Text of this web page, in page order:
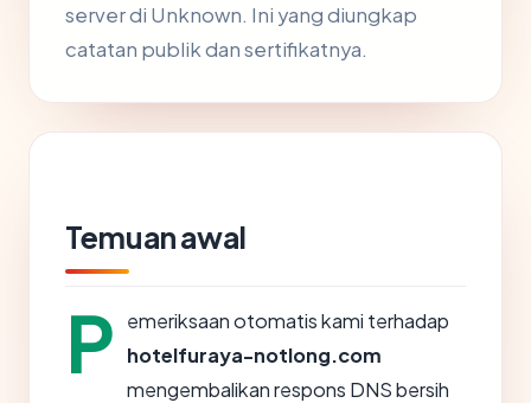
server di Unknown. Ini yang diungkap
catatan publik dan sertifikatnya.
Temuan awal
P
emeriksaan otomatis kami terhadap
hotelfuraya-notlong.com
mengembalikan respons DNS bersih